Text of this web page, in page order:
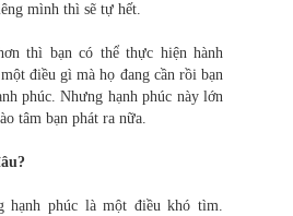
mình thì sẽ tự hết.
thì bạn có thể thực hiện hành
điều gì mà họ đang cần rồi bạn
phúc. Nhưng hạnh phúc này lớn
tâm bạn phát ra nữa.
hạnh phúc là một điều khó tìm.